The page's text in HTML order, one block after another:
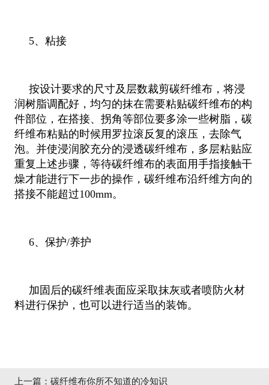
5、粘接
按设计要求的尺寸及层数裁剪碳纤维布，将浸
润树脂调配好，均匀的抹在需要粘贴碳纤维布的构
件部位，在搭接、拐角等部位要多涂一些树脂，碳
纤维布粘贴的时候用罗拉滚反复的滚压，去除气
泡。并使浸润胶充分的浸透碳纤维布，多层粘贴应
重复上述步骤，等待碳纤维布的表面用手指接触干
燥才能进行下一步的操作，碳纤维布沿纤维方向的
搭接不能超过100mm。
6、保护/养护
加固后的碳纤维表面应采取抹灰或者喷防火材
料进行保护，也可以进行适当的装饰。
上一篇： 碳纤维布你所不知道的冷知识